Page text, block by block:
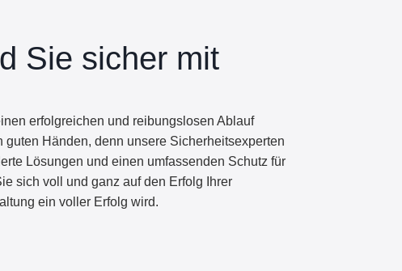
Sie sicher mit
erfolgreichen und reibungslosen Ablauf
Händen, denn unsere Sicherheitsexperten
Lösungen und einen umfassenden Schutz für
sich voll und ganz auf den Erfolg Ihrer
ein voller Erfolg wird.